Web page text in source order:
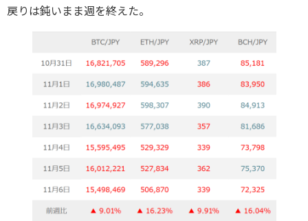
戻りは鈍いまま週を終えた。